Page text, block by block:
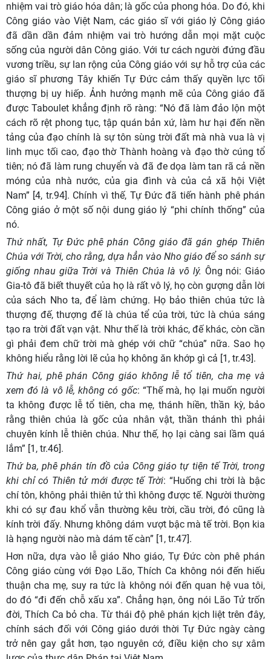
nhiệm vai trò giáo hóa dân; là gốc của phong hóa. Do đó, khi
Công giáo vào Việt Nam, các giáo sĩ với giáo lý Công giáo
đã dần dần đảm nhiệm vai trò hướng dẫn mọi mặt cuộc
sống của người dân Công giáo. Với tư cách người đứng đầu
vương triều, sự lan rộng của Công giáo với sự hỗ trợ của các
giáo sĩ phương Tây khiến Tự Đức cảm thấy quyền lực tối
thượng bị uy hiếp. Ảnh hưởng mạnh mẽ của Công giáo đã
được Taboulet khẳng định rõ ràng: “Nó đã làm đảo lộn một
cách rõ rệt phong tục, tập quán bản xứ, làm hư hại đến nền
tảng của đạo chính là sự tôn sùng trời đất mà nhà vua là vị
linh mục tối cao, đạo thờ Thành hoàng và đạo thờ cúng tổ
tiên; nó đã làm rung chuyển và đã đe dọa làm tan rã cả nền
móng của nhà nước, của gia đình và của cả xã hội Việt
Nam” [4, tr.94]. Chính vì thế, Tự Đức đã tiến hành phê phán
Công giáo ở một số nội dung giáo lý “phi chính thống” của
nó.
Thứ nhất, Tự Đức phê phán Công giáo đã gán ghép Thiên
Chúa với Trời, cho rằng, dựa hẳn vào Nho giáo để so sánh sự
giống nhau giữa Trời và Thiên Chúa là vô lý. Ông nói: Giáo
Gia-tô đã biết thuyết của họ là rất vô lý, họ còn gượng dẫn lời
của sách Nho ta, để làm chứng. Họ bảo thiên chúa tức là
thượng đế, thượng đế là chúa tể của trời, tức là chúa sáng
tạo ra trời đất vạn vật. Như thế là trời khác, đế khác, còn cần
gì phải đem chữ trời mà ghép với chữ “chúa” nữa. Sao họ
không hiểu rằng lời lẽ của họ không ăn khớp gì cả [1, tr.43].
Thứ hai, phê phán Công giáo không lễ tổ tiên, cha mẹ và
xem đó là vô lễ, không có gốc: “Thế mà, họ lại muốn người
ta không được lễ tổ tiên, cha mẹ, thánh hiền, thần kỳ, bảo
rằng thiên chúa là gốc của nhân vật, thần thánh thì phải
chuyên kính lễ thiên chúa. Như thế, họ lại càng sai lầm quá
lắm” [1, tr.46].
Thứ ba, phê phán tín đồ của Công giáo tự tiện tế Trời, trong
khi chỉ có Thiên tử mới được tế Trời: “Huống chi trời là bậc
chí tôn, không phải thiên tử thì không được tế. Người thường
khi có sự đau khổ vẫn thường kêu trời, cầu trời, đó cũng là
kính trời đấy. Nhưng không dám vượt bậc mà tế trời. Bọn kia
là hạng người nào mà dám tế càn” [1, tr.47].
Hơn nữa, dựa vào lễ giáo Nho giáo, Tự Đức còn phê phán
Công giáo cùng với Đạo Lão, Thích Ca không nói đến hiếu
thuận cha mẹ, suy ra tức là không nói đến quan hệ vua tôi,
do đó “đi đến chỗ xấu xa”. Chẳng hạn, ông nói Lão Tử trốn
đời, Thích Ca bỏ cha. Từ thái độ phê phán kịch liệt trên đây,
chính sách đối với Công giáo dưới thời Tự Đức ngày càng
trở nên gay gắt hơn, tạo nguyên cớ, điều kiện cho sự xâm